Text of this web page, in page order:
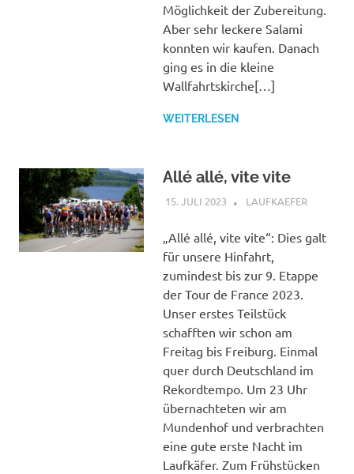
Möglichkeit der Zubereitung.
Aber sehr leckere Salami
konnten wir kaufen. Danach
ging es in die kleine
Wallfahrtskirche[…]
WEITERLESEN
Allé allé, vite vite
15. JULI 2023 LAUFKAEFER
TOUREN
„Allé allé, vite vite“: Dies galt
für unsere Hinfahrt,
zumindest bis zur 9. Etappe
der Tour de France 2023.
Unser erstes Teilstück
schafften wir schon am
Freitag bis Freiburg. Einmal
quer durch Deutschland im
Rekordtempo. Um 23 Uhr
übernachteten wir am
Mundenhof und verbrachten
eine gute erste Nacht im
Laufkäfer. Zum Frühstücken